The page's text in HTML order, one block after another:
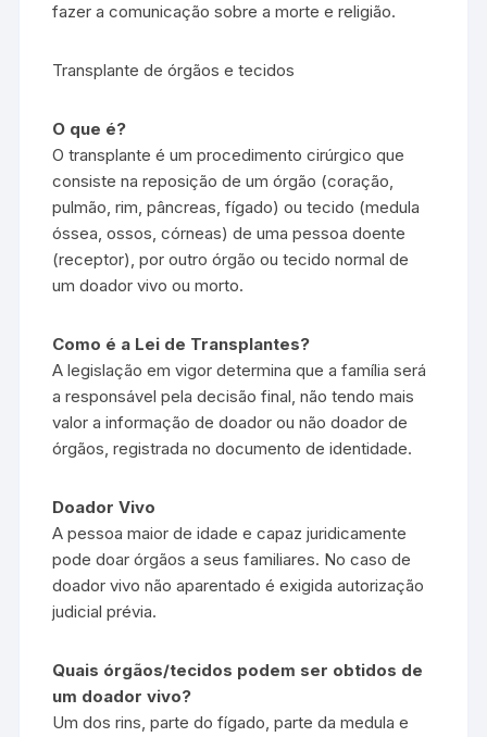
fazer a comunicação sobre a morte e religião.
Transplante de órgãos e tecidos
O que é?
O transplante é um procedimento cirúrgico que
consiste na reposição de um órgão (coração,
pulmão, rim, pâncreas, fígado) ou tecido (medula
óssea, ossos, córneas) de uma pessoa doente
(receptor), por outro órgão ou tecido normal de
um doador vivo ou morto.
Como é a Lei de Transplantes?
A legislação em vigor determina que a família será
a responsável pela decisão final, não tendo mais
valor a informação de doador ou não doador de
órgãos, registrada no documento de identidade.
Doador Vivo
A pessoa maior de idade e capaz juridicamente
pode doar órgãos a seus familiares. No caso de
doador vivo não aparentado é exigida autorização
judicial prévia.
Quais órgãos/tecidos podem ser obtidos de
um doador vivo?
Um dos rins, parte do fígado, parte da medula e